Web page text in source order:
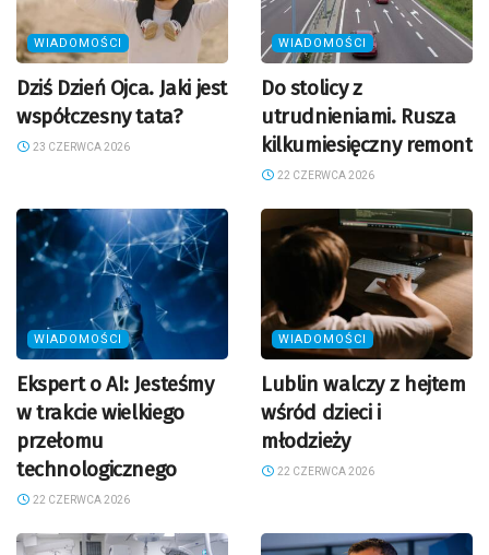
WIADOMOŚCI
Dziś Dzień Ojca. Jaki jest
współczesny tata?
23 CZERWCA 2026
WIADOMOŚCI
Do stolicy z
utrudnieniami. Rusza
kilkumiesięczny remont
22 CZERWCA 2026
WIADOMOŚCI
Ekspert o AI: Jesteśmy
w trakcie wielkiego
przełomu
technologicznego
22 CZERWCA 2026
WIADOMOŚCI
Lublin walczy z hejtem
wśród dzieci i
młodzieży
22 CZERWCA 2026